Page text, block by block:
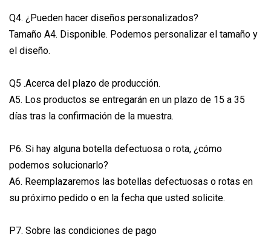
Q4. ¿Pueden hacer diseños personalizados?
Tamaño A4. Disponible. Podemos personalizar el tamaño y
el diseño.
Q5 .Acerca del plazo de producción.
A5. Los productos se entregarán en un plazo de 15 a 35
días tras la confirmación de la muestra.
P6. Si hay alguna botella defectuosa o rota, ¿cómo
podemos solucionarlo?
A6. Reemplazaremos las botellas defectuosas o rotas en
su próximo pedido o en la fecha que usted solicite.
P7. Sobre las condiciones de pago